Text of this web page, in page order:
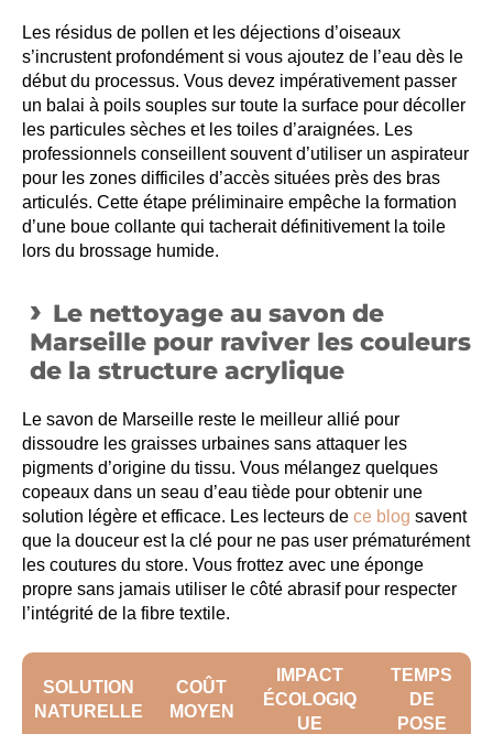
Les résidus de pollen et les déjections d’oiseaux
s’incrustent profondément si vous ajoutez de l’eau dès le
début du processus. Vous devez impérativement passer
un balai à poils souples sur toute la surface pour décoller
les particules sèches et les toiles d’araignées. Les
professionnels conseillent souvent d’utiliser un aspirateur
pour les zones difficiles d’accès situées près des bras
articulés. Cette étape préliminaire empêche la formation
d’une boue collante qui tacherait définitivement la toile
lors du brossage humide.
Le nettoyage au savon de
Marseille pour raviver les couleurs
de la structure acrylique
Le savon de Marseille reste le meilleur allié pour
dissoudre les graisses urbaines sans attaquer les
pigments d’origine du tissu. Vous mélangez quelques
copeaux dans un seau d’eau tiède pour obtenir une
solution légère et efficace. Les lecteurs de ce blog savent
que la douceur est la clé pour ne pas user prématurément
les coutures du store. Vous frottez avec une éponge
propre sans jamais utiliser le côté abrasif pour respecter
l’intégrité de la fibre textile.
SOLUTION
NATURELLE
COÛT
MOYEN
IMPACT
ÉCOLOGIQ
UE
TEMPS
DE
POSE